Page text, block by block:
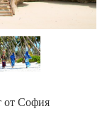
от София